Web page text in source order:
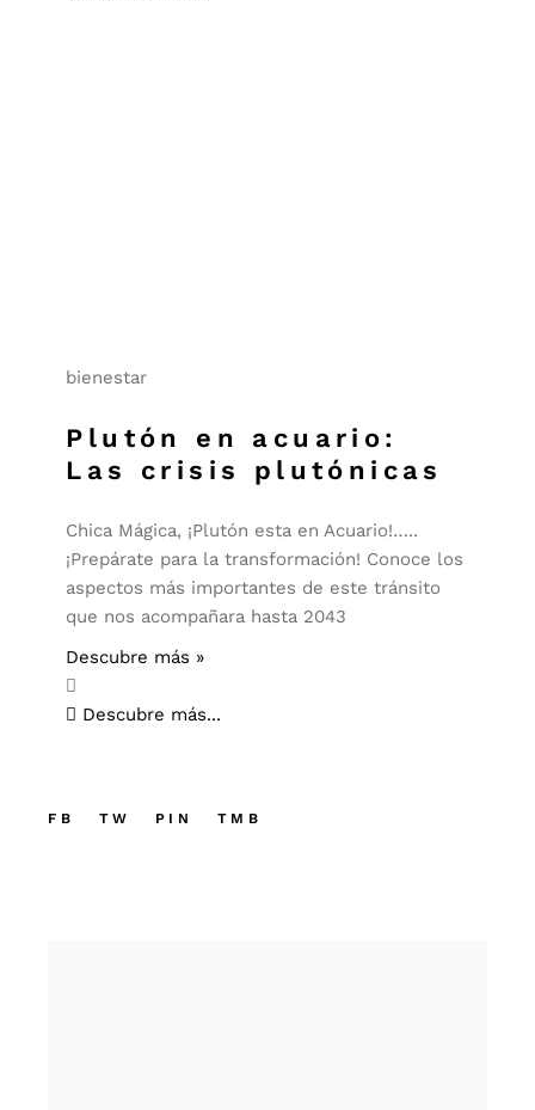
bienestar
Plutón en acuario:
Las crisis plutónicas
Chica Mágica, ¡Plutón esta en Acuario!…..
¡Prepárate para la transformación! Conoce los
aspectos más importantes de este tránsito
que nos acompañara hasta 2043
Descubre más »
Descubre más...
FB TW PIN TMB